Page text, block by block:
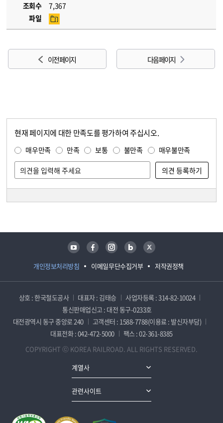
조회수
7,367
파일
이전 페이지 다음 페이지
현재 페이지에 대한 만족도를 평가하여 주십시오.
매우만족 만족 보통 불만족 매우불만족
개인정보처리방침 이메일무단수집거부 저작권정책
유튜브 페이스북 인스타그램 블로그 트위터
상호 : 한국철도공사 대표자 : 김태승
사업자등록 : 314-82-10024
통신판매업신고 : 대전 동구-0233호
대전광역시 동구 중앙로 240
고객센터 : 1588-7788(이용료 : 발신자부담)
대표전화 : 042-472-5000
팩스 : 02-361-8385
COPYRIGHT ⓒ KOREA RAILROAD. ALL RIGHTS RESERVED.
계열사
관련사이트